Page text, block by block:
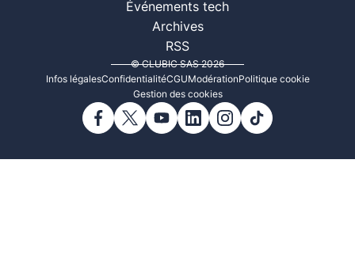
Événements tech
Archives
RSS
© CLUBIC SAS 2026
Infos légalesConfidentialitéCGUModérationPolitique cookie
Gestion des cookies